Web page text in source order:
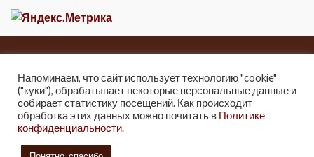
Карта сайта
2013-2021 Краеведческий музей города Зеи
г. Зея, ул. Мухина 247, Тел: 8 (41658) 2-25-32.
Напоминаем, что сайт использует технологию "cookie"
("куки"), обрабатывает некоторые персональные данные и
собирает статистику посещений. Как происходит
обработка этих данных можно почитать в Политике
конфиденциальности.